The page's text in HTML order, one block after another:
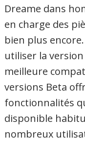
Dreame dans
en charge des
bien plus encore.
utiliser la
meilleure
versions Beta
fonctionnalités
disponible
nombreux